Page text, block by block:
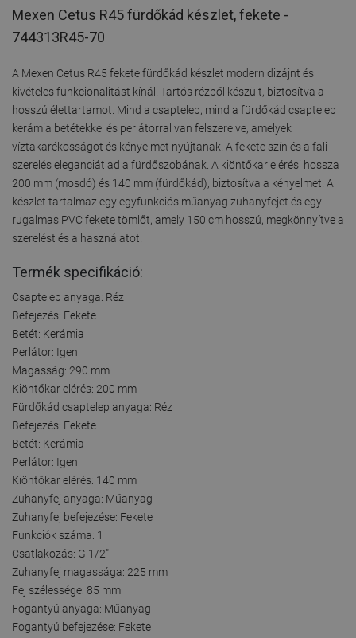
Mexen Cetus R45 fürdőkád készlet, fekete -
744313R45-70
A Mexen Cetus R45 fekete fürdőkád készlet modern dizájnt és
kivételes funkcionalitást kínál. Tartós rézből készült, biztosítva a
hosszú élettartamot. Mind a csaptelep, mind a fürdőkád csaptelep
kerámia betétekkel és perlátorral van felszerelve, amelyek
víztakarékosságot és kényelmet nyújtanak. A fekete szín és a fali
szerelés eleganciát ad a fürdőszobának. A kiöntőkar elérési hossza
200 mm (mosdó) és 140 mm (fürdőkád), biztosítva a kényelmet. A
készlet tartalmaz egy egyfunkciós műanyag zuhanyfejet és egy
rugalmas PVC fekete tömlőt, amely 150 cm hosszú, megkönnyítve a
szerelést és a használatot.
Termék specifikáció:
Csaptelep anyaga: Réz
Befejezés: Fekete
Betét: Kerámia
Perlátor: Igen
Magasság: 290 mm
Kiöntőkar elérés: 200 mm
Fürdőkád csaptelep anyaga: Réz
Befejezés: Fekete
Betét: Kerámia
Perlátor: Igen
Kiöntőkar elérés: 140 mm
Zuhanyfej anyaga: Műanyag
Zuhanyfej befejezése: Fekete
Funkciók száma: 1
Csatlakozás: G 1/2"
Zuhanyfej magassága: 225 mm
Fej szélessége: 85 mm
Fogantyú anyaga: Műanyag
Fogantyú befejezése: Fekete